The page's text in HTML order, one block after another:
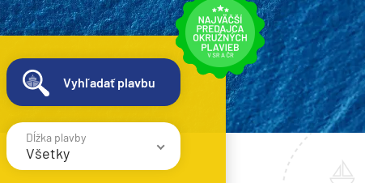
Vyhľadať plavbu
Dĺžka plavby
Všetky